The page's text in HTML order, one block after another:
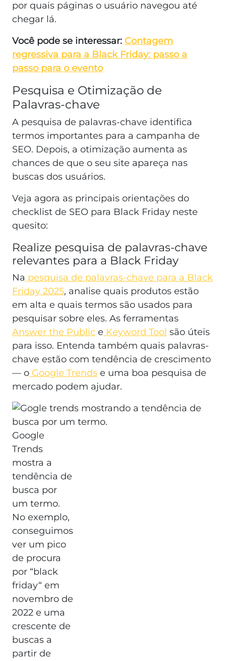
por quais páginas o usuário navegou até
chegar lá.
Você pode se interessar: Contagem
regressiva para a Black Friday: passo a
passo para o evento
Pesquisa e Otimização de
Palavras-chave
A pesquisa de palavras-chave identifica
termos importantes para a campanha de
SEO. Depois, a otimização aumenta as
chances de que o seu site apareça nas
buscas dos usuários.
Veja agora as principais orientações do
checklist de SEO para Black Friday neste
quesito:
Realize pesquisa de palavras-chave
relevantes para a Black Friday
Na pesquisa de palavras-chave para a Black
Friday 2025, analise quais produtos estão
em alta e quais termos são usados para
pesquisar sobre eles. As ferramentas
Answer the Public e Keyword Tool são úteis
para isso. Entenda também quais palavras-
chave estão com tendência de crescimento
— o Google Trends e uma boa pesquisa de
mercado podem ajudar.
Google
Trends
mostra a
tendência de
busca por
um termo.
No exemplo,
conseguimos
ver um pico
de procura
por “black
friday“ em
novembro de
2022 e uma
crescente de
buscas a
partir de